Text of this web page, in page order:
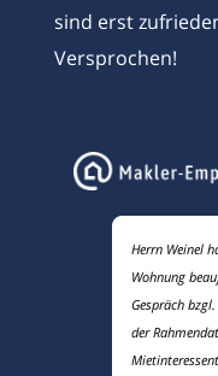
sind erst
Versprochen!
Herrn Weinel
Wohnung
Gespräch
der